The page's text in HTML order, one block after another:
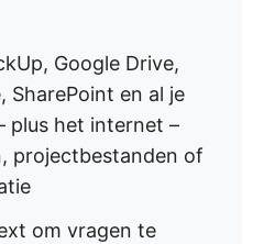
Google Drive,
SharePoint en al je
plus het internet –
projectbestanden of
om vragen te